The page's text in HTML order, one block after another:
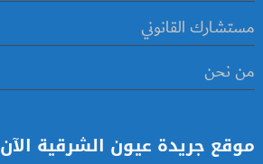
مستشارك القانوني
من نحن
موقع جريدة عيون الشرقية الآن